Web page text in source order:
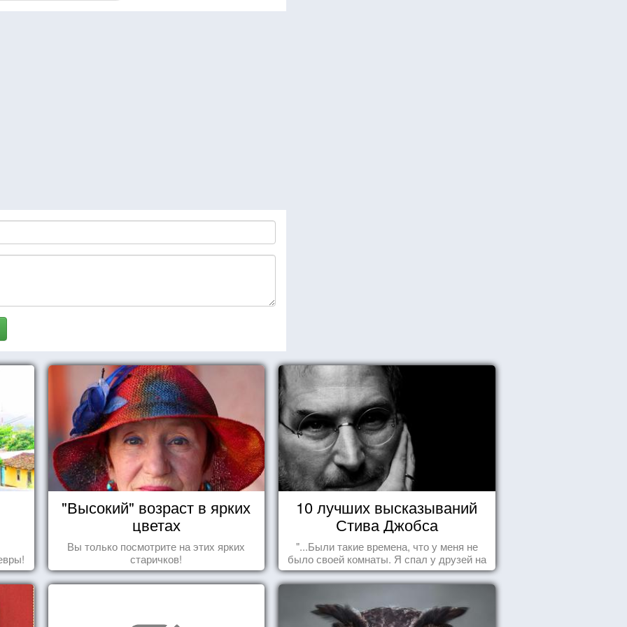
"Высокий" возраст в ярких
цветах
Вы только посмотрите на этих ярких
старичков!
10 лучших высказываний
Стива Джобса
"...Были такие времена, что у меня не
было своей комнаты. Я спал у друзей на
полу, а для того, чтобы купить еды -
сдавал бутылки из под кока-колы"